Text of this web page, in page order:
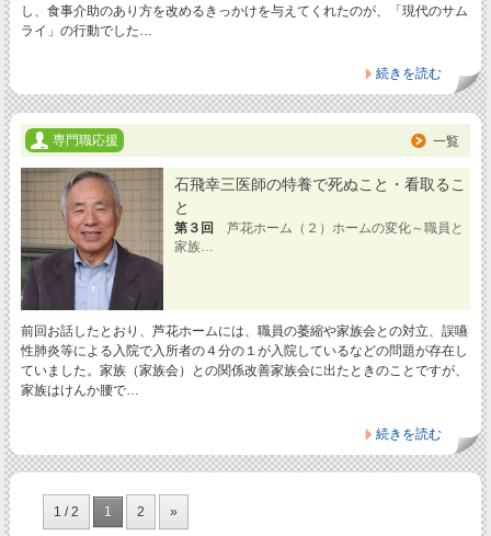
し、食事介助のあり方を改めるきっかけを与えてくれたのが、「現代のサム
ライ」の行動でした…
続きを読む
専門職応援 一覧
石飛幸三医師の特養で死ぬこと・看取るこ
と
第３回
芦花ホーム（２）ホームの変化～職員と
家族…
前回お話したとおり、芦花ホームには、職員の萎縮や家族会との対立、誤嚥
性肺炎等による入院で入所者の４分の１が入院しているなどの問題が存在し
ていました。家族（家族会）との関係改善家族会に出たときのことですが、
家族はけんか腰で…
続きを読む
1 / 2 1 2 »